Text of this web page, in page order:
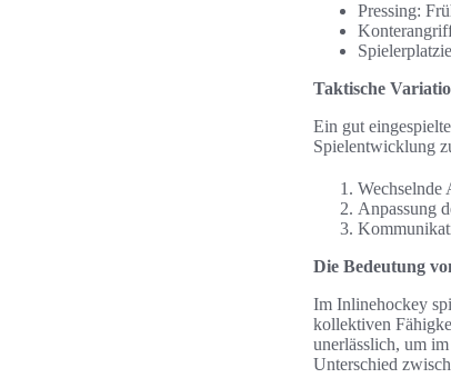
Pressing:
Taktische
Ein gut
Spielentwicklung
Wechselnde
Anpassung
Die Bedeutung
Im Inlinehockey
kollektiven
unerlässlich, um
Unterschied